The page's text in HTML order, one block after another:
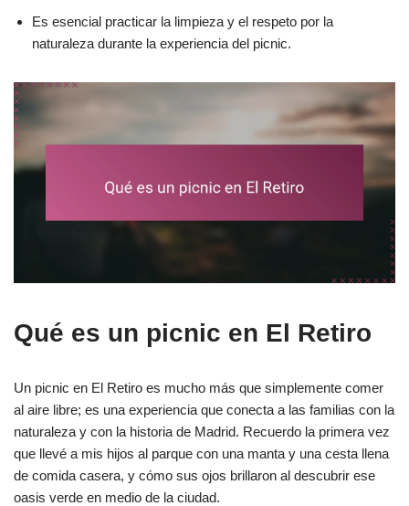
Es esencial practicar la limpieza y el respeto por la
naturaleza durante la experiencia del picnic.
Qué es un picnic en El Retiro
Un picnic en El Retiro es mucho más que simplemente comer
al aire libre; es una experiencia que conecta a las familias con la
naturaleza y con la historia de Madrid. Recuerdo la primera vez
que llevé a mis hijos al parque con una manta y una cesta llena
de comida casera, y cómo sus ojos brillaron al descubrir ese
oasis verde en medio de la ciudad.